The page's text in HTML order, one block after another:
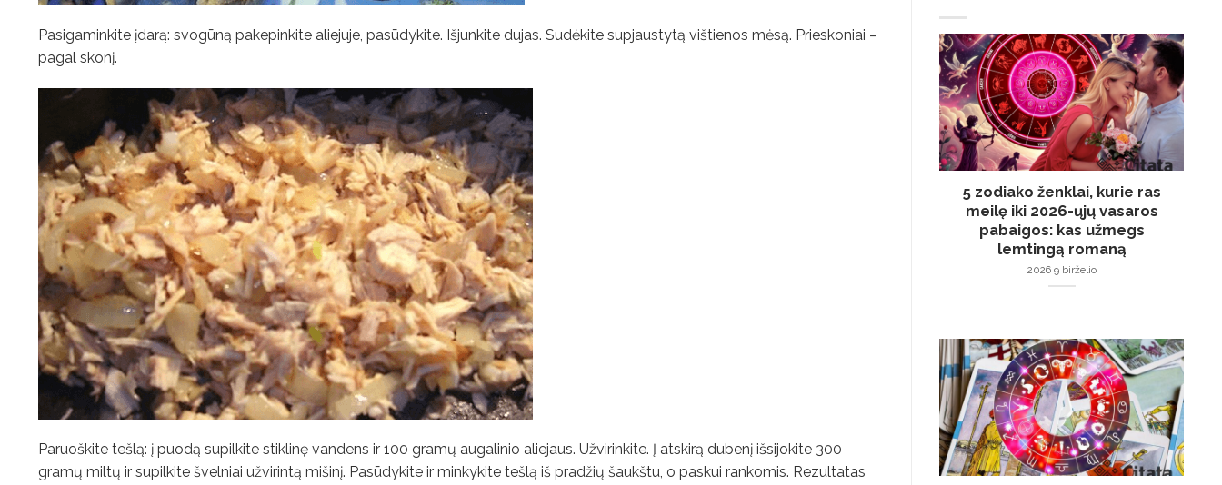
Pasigaminkite įdarą: svogūną pakepinkite aliejuje, pasūdykite. Išjunkite dujas. Sudėkite supjaustytą vištienos mėsą. Prieskoniai –
pagal skonį.
Paruoškite tešlą: į puodą supilkite stiklinę vandens ir 100 gramų augalinio aliejaus. Užvirinkite. Į atskirą dubenį išsijokite 300
gramų miltų ir supilkite švelniai užvirintą mišinį. Pasūdykite ir minkykite tešlą iš pradžių šaukštu, o paskui rankomis. Rezultatas
5 zodiako ženklai, kurie ras
meilę iki 2026-ųjų vasaros
pabaigos: kas užmegs
lemtingą romaną
2026 9 birželio